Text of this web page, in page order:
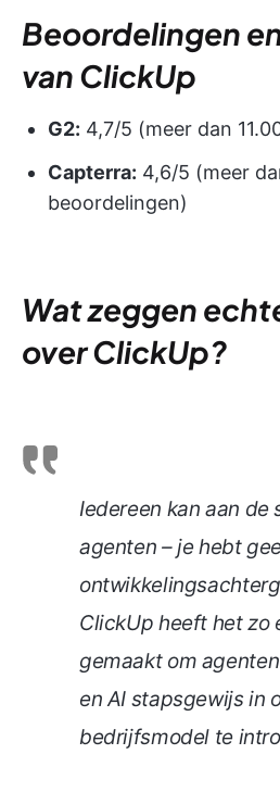
Beoordelingen
van ClickUp
G2: 4,7/5 (meer dan
Capterra: 4,6/5 (meer
beoordelingen)
Wat zeggen
over ClickUp?
Iedereen kan aan de
agenten – je hebt
ClickUp heeft het zo
gemaakt om
en AI stapsgewijs in
bedrijfsmodel te